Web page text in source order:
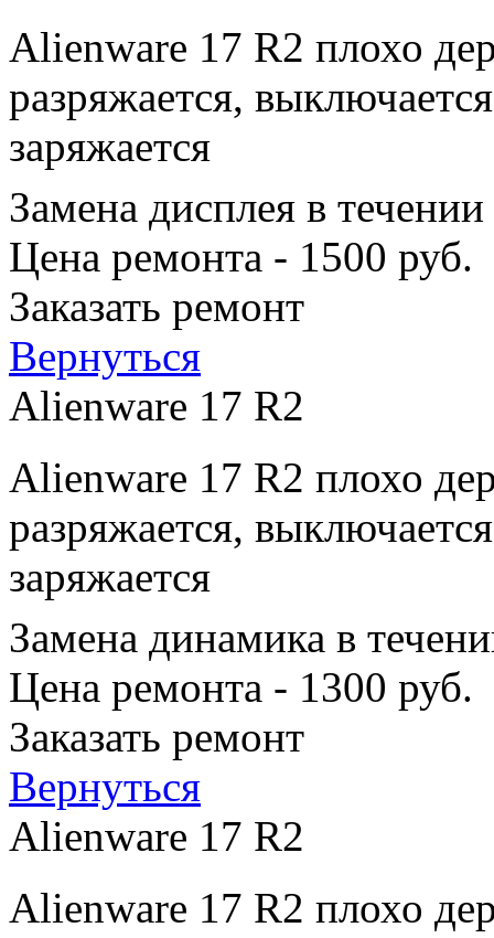
Alienware 17 R2 плохо
разряжается,
заряжается
Замена дисплея в
Цена ремонта - 1500 руб.
Заказать ремонт
Вернуться
Alienware 17 R2
Alienware 17 R2 плохо
разряжается,
заряжается
Замена динамика в
Цена ремонта - 1300 руб.
Заказать ремонт
Вернуться
Alienware 17 R2
Alienware 17 R2 плохо